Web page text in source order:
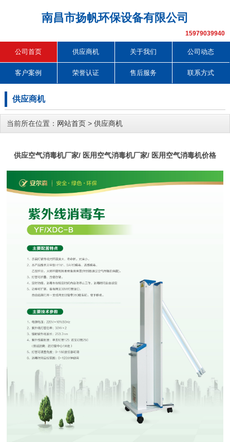
南昌市扬帆环保设备有限公司
15979039940
公司首页 供应商机 关于我们 公司动态
客户案例 荣誉认证 售后服务 联系方式
供应商机
当前所在位置： 网站首页 > 供应商机
供应空气消毒机厂家/ 医用空气消毒机厂家/ 医用空气消毒机价格